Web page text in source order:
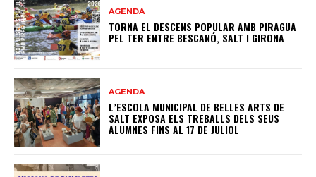
AGENDA
TORNA EL DESCENS POPULAR AMB PIRAGUA
PEL TER ENTRE BESCANÓ, SALT I GIRONA
AGENDA
L’ESCOLA MUNICIPAL DE BELLES ARTS DE
SALT EXPOSA ELS TREBALLS DELS SEUS
ALUMNES FINS AL 17 DE JULIOL